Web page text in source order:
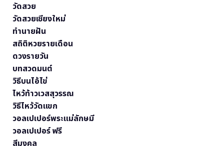
วัดสวย
วัดสวยเชียงใหม่
ทำนายฝัน
สถิติหวยรายเดือน
ดวงรายวัน
บทสวดมนต์
วิธีบนไอ้ไข่
ไหว้ท้าวเวสสุวรรณ
วิธีไหว้วัดแขก
วอลเปเปอร์พระแม่ลักษมี
วอลเปเปอร์ ฟรี